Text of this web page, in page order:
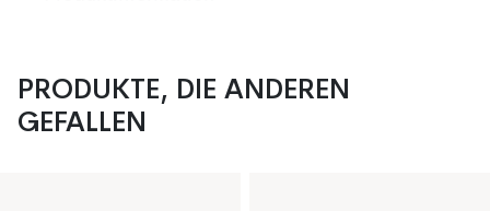
PRODUKTE, DIE ANDEREN
GEFALLEN